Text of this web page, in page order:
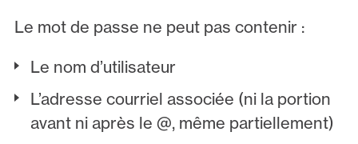
Le mot de passe ne peut pas contenir :
Le nom d’utilisateur
L’adresse courriel associée (ni la portion
avant ni après le @, même partiellement)